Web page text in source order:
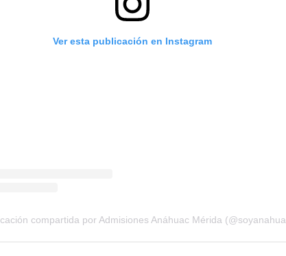
Ver esta publicación en Instagram